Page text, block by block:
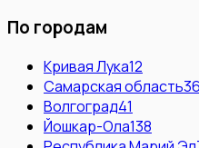
По городам
Кривая Лука12
Самарская область
Волгоград41
Йошкар-Ола138